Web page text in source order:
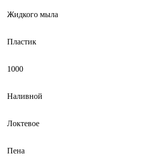
Жидкого мыла
Пластик
1000
Наливной
Локтевое
Пена